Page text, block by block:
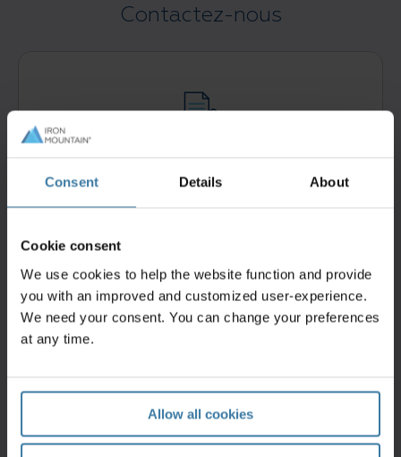
Consent Details About
Cookie consent
We use cookies to help the website function and provide
you with an improved and customized user-experience.
We need your consent. You can change your preferences
at any time.
Allow all cookies
Contactez-nous
Remplissez ce formulaire pour qu'un spécialiste
Iron Mountain vous contacte le jour ouvré suivant.
Demandez un devis
Lancez-vous